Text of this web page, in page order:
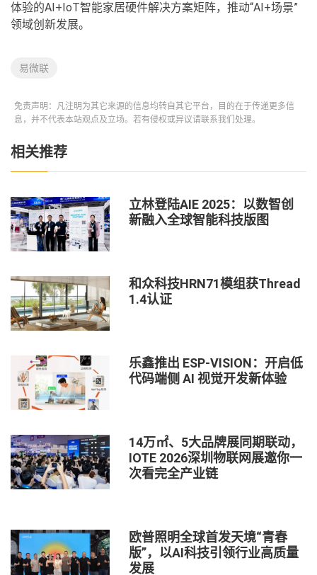
体验的AI+IoT智能家居硬件解决方案矩阵，推动“AI+场景”
领域创新发展。
易微联
免责声明：凡注明为其它来源的信息均转自其它平台，目的在于传递更多信
息，并不代表本站观点及立场。若有侵权或异议请联系我们处理。
相关推荐
立林登陆AIE 2025：以数智创
新融入全球智能科技版图
和众科技HRN71模组获Thread
1.4认证
乐鑫推出 ESP-VISION：开启低
代码端侧 AI 视觉开发新体验
14万㎡、5大品牌展同期联动，
IOTE 2026深圳物联网展邀你一
次看完全产业链
欧普照明全球首发天境“青春
版”，以AI科技引领行业高质量
发展